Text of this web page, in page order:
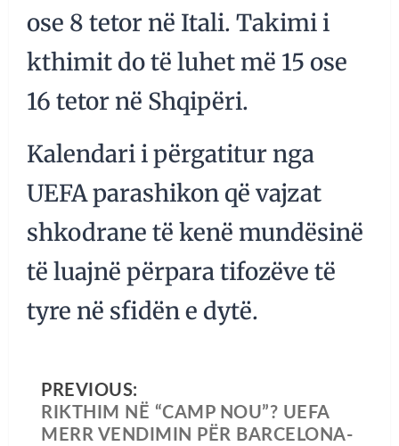
ose 8 tetor në Itali. Takimi i
kthimit do të luhet më 15 ose
16 tetor në Shqipëri.
Kalendari i përgatitur nga
UEFA parashikon që vajzat
shkodrane të kenë mundësinë
të luajnë përpara tifozëve të
tyre në sfidën e dytë.
PREVIOUS:
RIKTHIM NË “CAMP NOU”? UEFA
MERR VENDIMIN PËR BARCELONA-